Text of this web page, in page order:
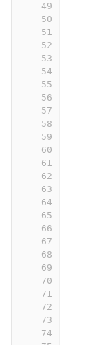
49
50
51
52
53
54
55
56
57
58
59
60
61
62
63
64
65
66
67
68
69
70
71
72
73
74